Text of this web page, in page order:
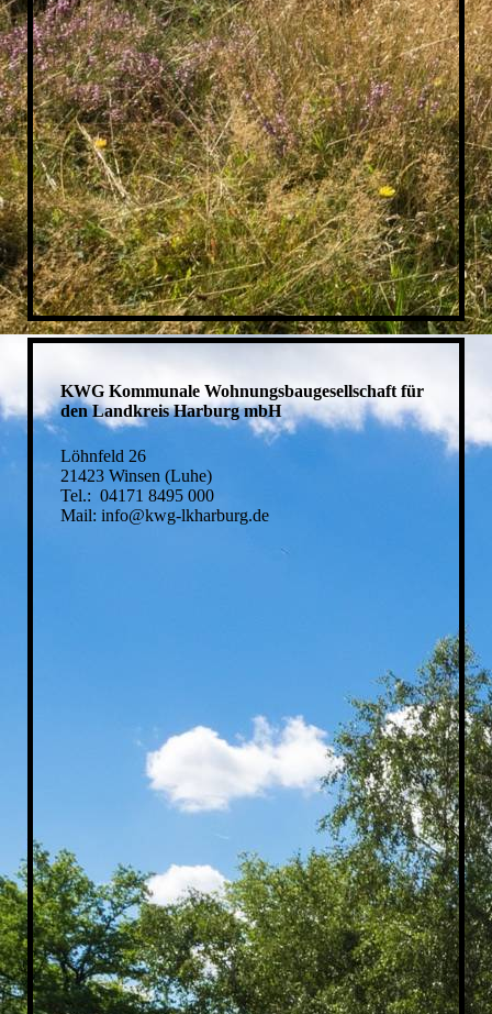
KWG Kommunale Wohnungsbaugesellschaft für
den Landkreis Harburg mbH
Löhnfeld 26
21423 Winsen (Luhe)
Tel.: 04171 8495 000
Mail: info@kwg-lkharburg.de